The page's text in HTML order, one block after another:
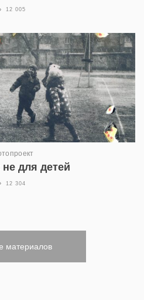
12 005
для детей
12 304
материалов